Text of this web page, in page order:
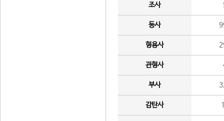
조사
동사
형용사
관형사
부사
감탄사